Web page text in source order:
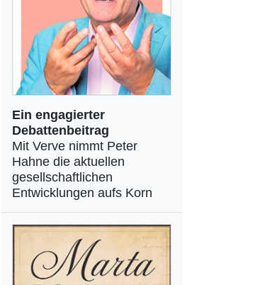
Ein engagierter
Debattenbeitrag
Mit Verve nimmt Peter
Hahne die aktuellen
gesellschaftlichen
Entwicklungen aufs Korn